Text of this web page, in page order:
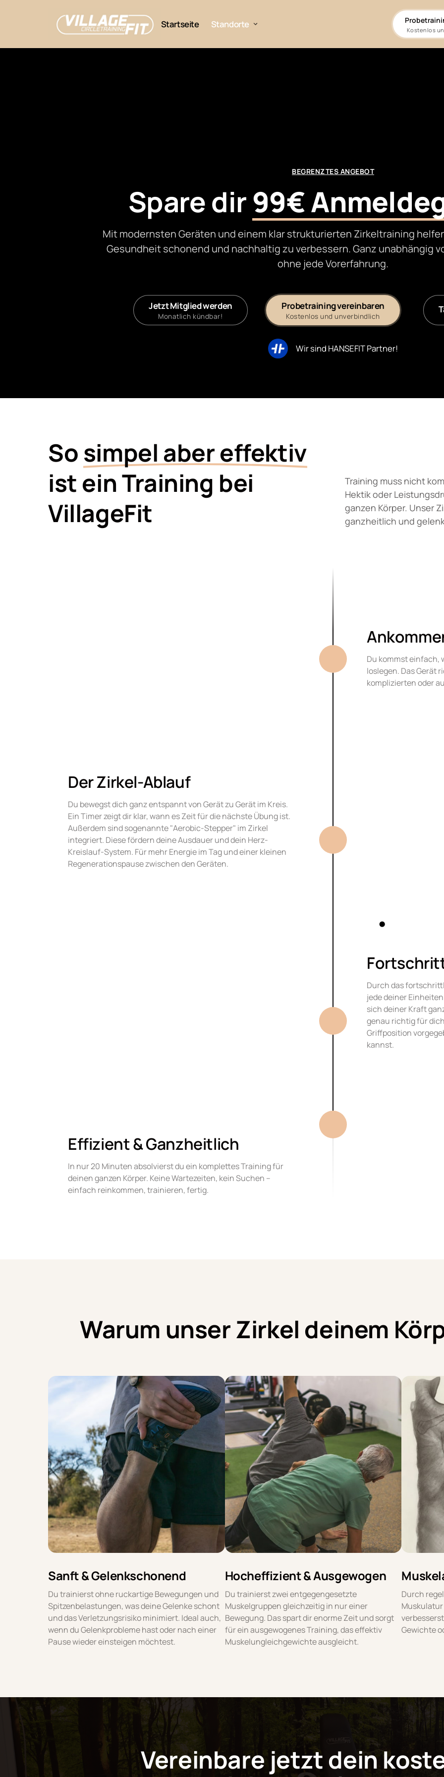
Startseite Standorte
Kostenlos
BEGRENZTES ANGEBOT
Spare dir99€
Mit modernsten Geräten und einem klar strukturierten Zirkeltraining
Gesundheit schonend und nachhaltig zu verbessern. Ganz unabhängig
ohne jede Vorerfahrung.
Jetzt Mitglied werden
Monatlich kündbar!
Probetraining vereinbaren
Kostenlos und unverbindlich
Wir sind HANSEFIT Partner!
So simpel aber effektiv
ist ein Training bei
VillageFit
Training muss nicht
Hektik oder
ganzen Körper. Unser
ganzheitlich und
Du kommst einfach,
loslegen. Das Gerät
komplizierten oder
Der Zirkel-Ablauf
Du bewegst dich ganz entspannt von Gerät zu Gerät im Kreis.
Ein Timer zeigt dir klar, wann es Zeit für die nächste Übung ist.
Außerdem sind sogenannte "Aerobic-Stepper" im Zirkel
integriert. Diese fördern deine Ausdauer und dein Herz-
Kreislauf-System. Für mehr Energie im Tag und einer kleinen
Regenerationspause zwischen den Geräten.
Durch das
jede deiner
sich deiner Kraft
genau richtig für
Griffposition
kannst.
Effizient & Ganzheitlich
In nur 20 Minuten absolvierst du ein komplettes Training für
deinen ganzen Körper. Keine Wartezeiten, kein Suchen –
einfach reinkommen, trainieren, fertig.
Warum unser Zirkel deinem
Sanft & Gelenkschonend
Du trainierst ohne ruckartige Bewegungen und
Spitzenbelastungen, was deine Gelenke schont
und das Verletzungsrisiko minimiert. Ideal auch,
wenn du Gelenkprobleme hast oder nach einer
Pause wieder einsteigen möchtest.
Hocheffizient & Ausgewogen
Du trainierst zwei entgegengesetzte
Muskelgruppen gleichzeitig in nur einer
Bewegung. Das spart dir enorme Zeit und sorgt
für ein ausgewogenes Training, das effektiv
Muskelungleichgewichte ausgleicht.
Durch
Gewichte
Vereinbare jetzt dein